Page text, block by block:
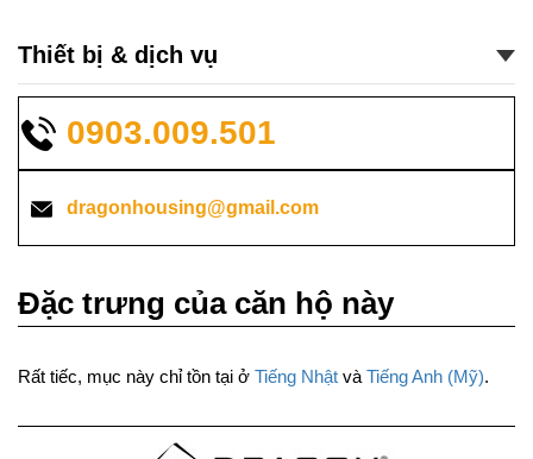
Thiết bị & dịch vụ
0903.009.501
dragonhousing@gmail.com
Đặc trưng của căn hộ này
Rất tiếc, mục này chỉ tồn tại ở Tiếng Nhật và Tiếng Anh (Mỹ).